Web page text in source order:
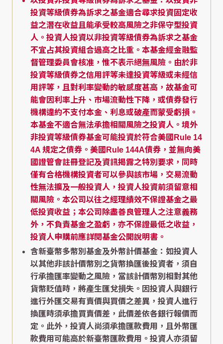
投資等級債券為訴求之基金適合尋求投資固定收
益之潛在收益且能承受較高風險之非保守型投資
人。投資人投資以非投資等級債券為訴求之基金
不宜占其投資組合過高之比重。本基金經金融監
督管理委員會核准，惟不表示絕無風險。由於非
投資等級債券之信用評等未達投資等級或未經信
用評等，且對利率變動的敏感度甚高，故基金可
能會因利率上升、市場流動性下降，或債券發行
機構違約不支付本金、利息或破產而蒙受虧損。
本基金不適合無法承擔相關風險之投資人。境外
非投資等級債券基金可能投資於符合美國Rule 14
4A 規定之債券。美國Rule 144A債券，並無向美
國證管會註冊登記及資訊揭露之特別要求，同時
僅有合格機構投資者可以參與該市場，交易流動
性無法擴及一般投資人，投資人投資前須留意相
關風險。本公司以往之經理績效不保證基金之最
低投資收益；本公司除盡善良管理人之注意義務
外，不負責基金之盈虧，亦不保證最低之收益，
投資人申購前應詳閱基金公開說明書。
含新臺幣多幣別基金及外幣計價基金：如投資人
以其他非該計價幣別之貨幣換匯後投資者，須自
行承擔匯率變動之風險，當該計價幣別相對其他
貨幣貶值時，將產生匯兌損失。因投資人與銀行
進行外匯交易有賣價與買價之差異，投資人進行
換匯時須承擔買賣價差，此價差依各銀行報價而
定。此外，投資人尚須承擔匯款費用，且外幣匯
款費用可能高於新臺幣匯款費用。投資人亦須留